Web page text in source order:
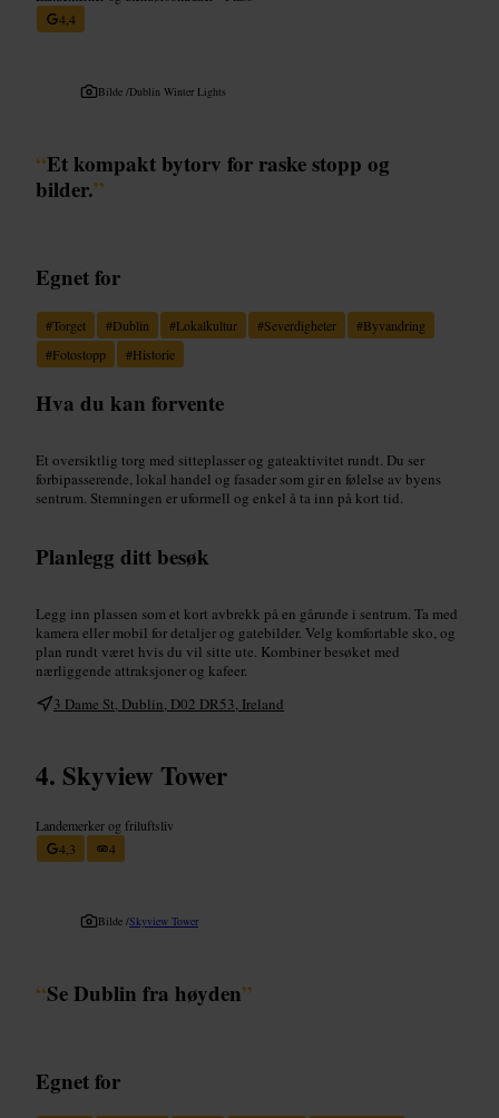
4,4
Bilde /Dublin Winter Lights
“Et kompakt bytorv for raske stopp og
bilder.”
Egnet for
#Torget #Dublin #Lokalkultur #Severdigheter #Byvandring
#Fotostopp #Historie
Hva du kan forvente
Et oversiktlig torg med sitteplasser og gateaktivitet rundt. Du ser
forbipasserende, lokal handel og fasader som gir en følelse av byens
sentrum. Stemningen er uformell og enkel å ta inn på kort tid.
Planlegg ditt besøk
Legg inn plassen som et kort avbrekk på en gårunde i sentrum. Ta med
kamera eller mobil for detaljer og gatebilder. Velg komfortable sko, og
plan rundt været hvis du vil sitte ute. Kombiner besøket med
nærliggende attraksjoner og kafeer.
3 Dame St, Dublin, D02 DR53, Ireland
Skyview Tower
Landemerker og friluftsliv
4,3
4
Bilde /Skyview Tower
“Se Dublin fra høyden”
Egnet for